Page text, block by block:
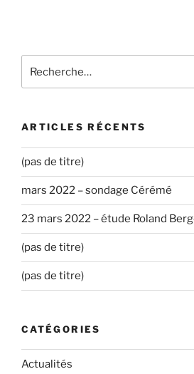
pour
ARTICLES RÉCENTS
(pas de titre)
mars 2022 – sondage Cérémé
23 mars 2022 – étude Roland
(pas de titre)
(pas de titre)
CATÉGORIES
Actualités